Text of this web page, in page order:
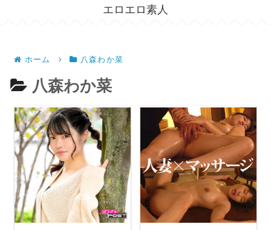
エロエロ素人
ホーム 八森わか菜
八森わか菜